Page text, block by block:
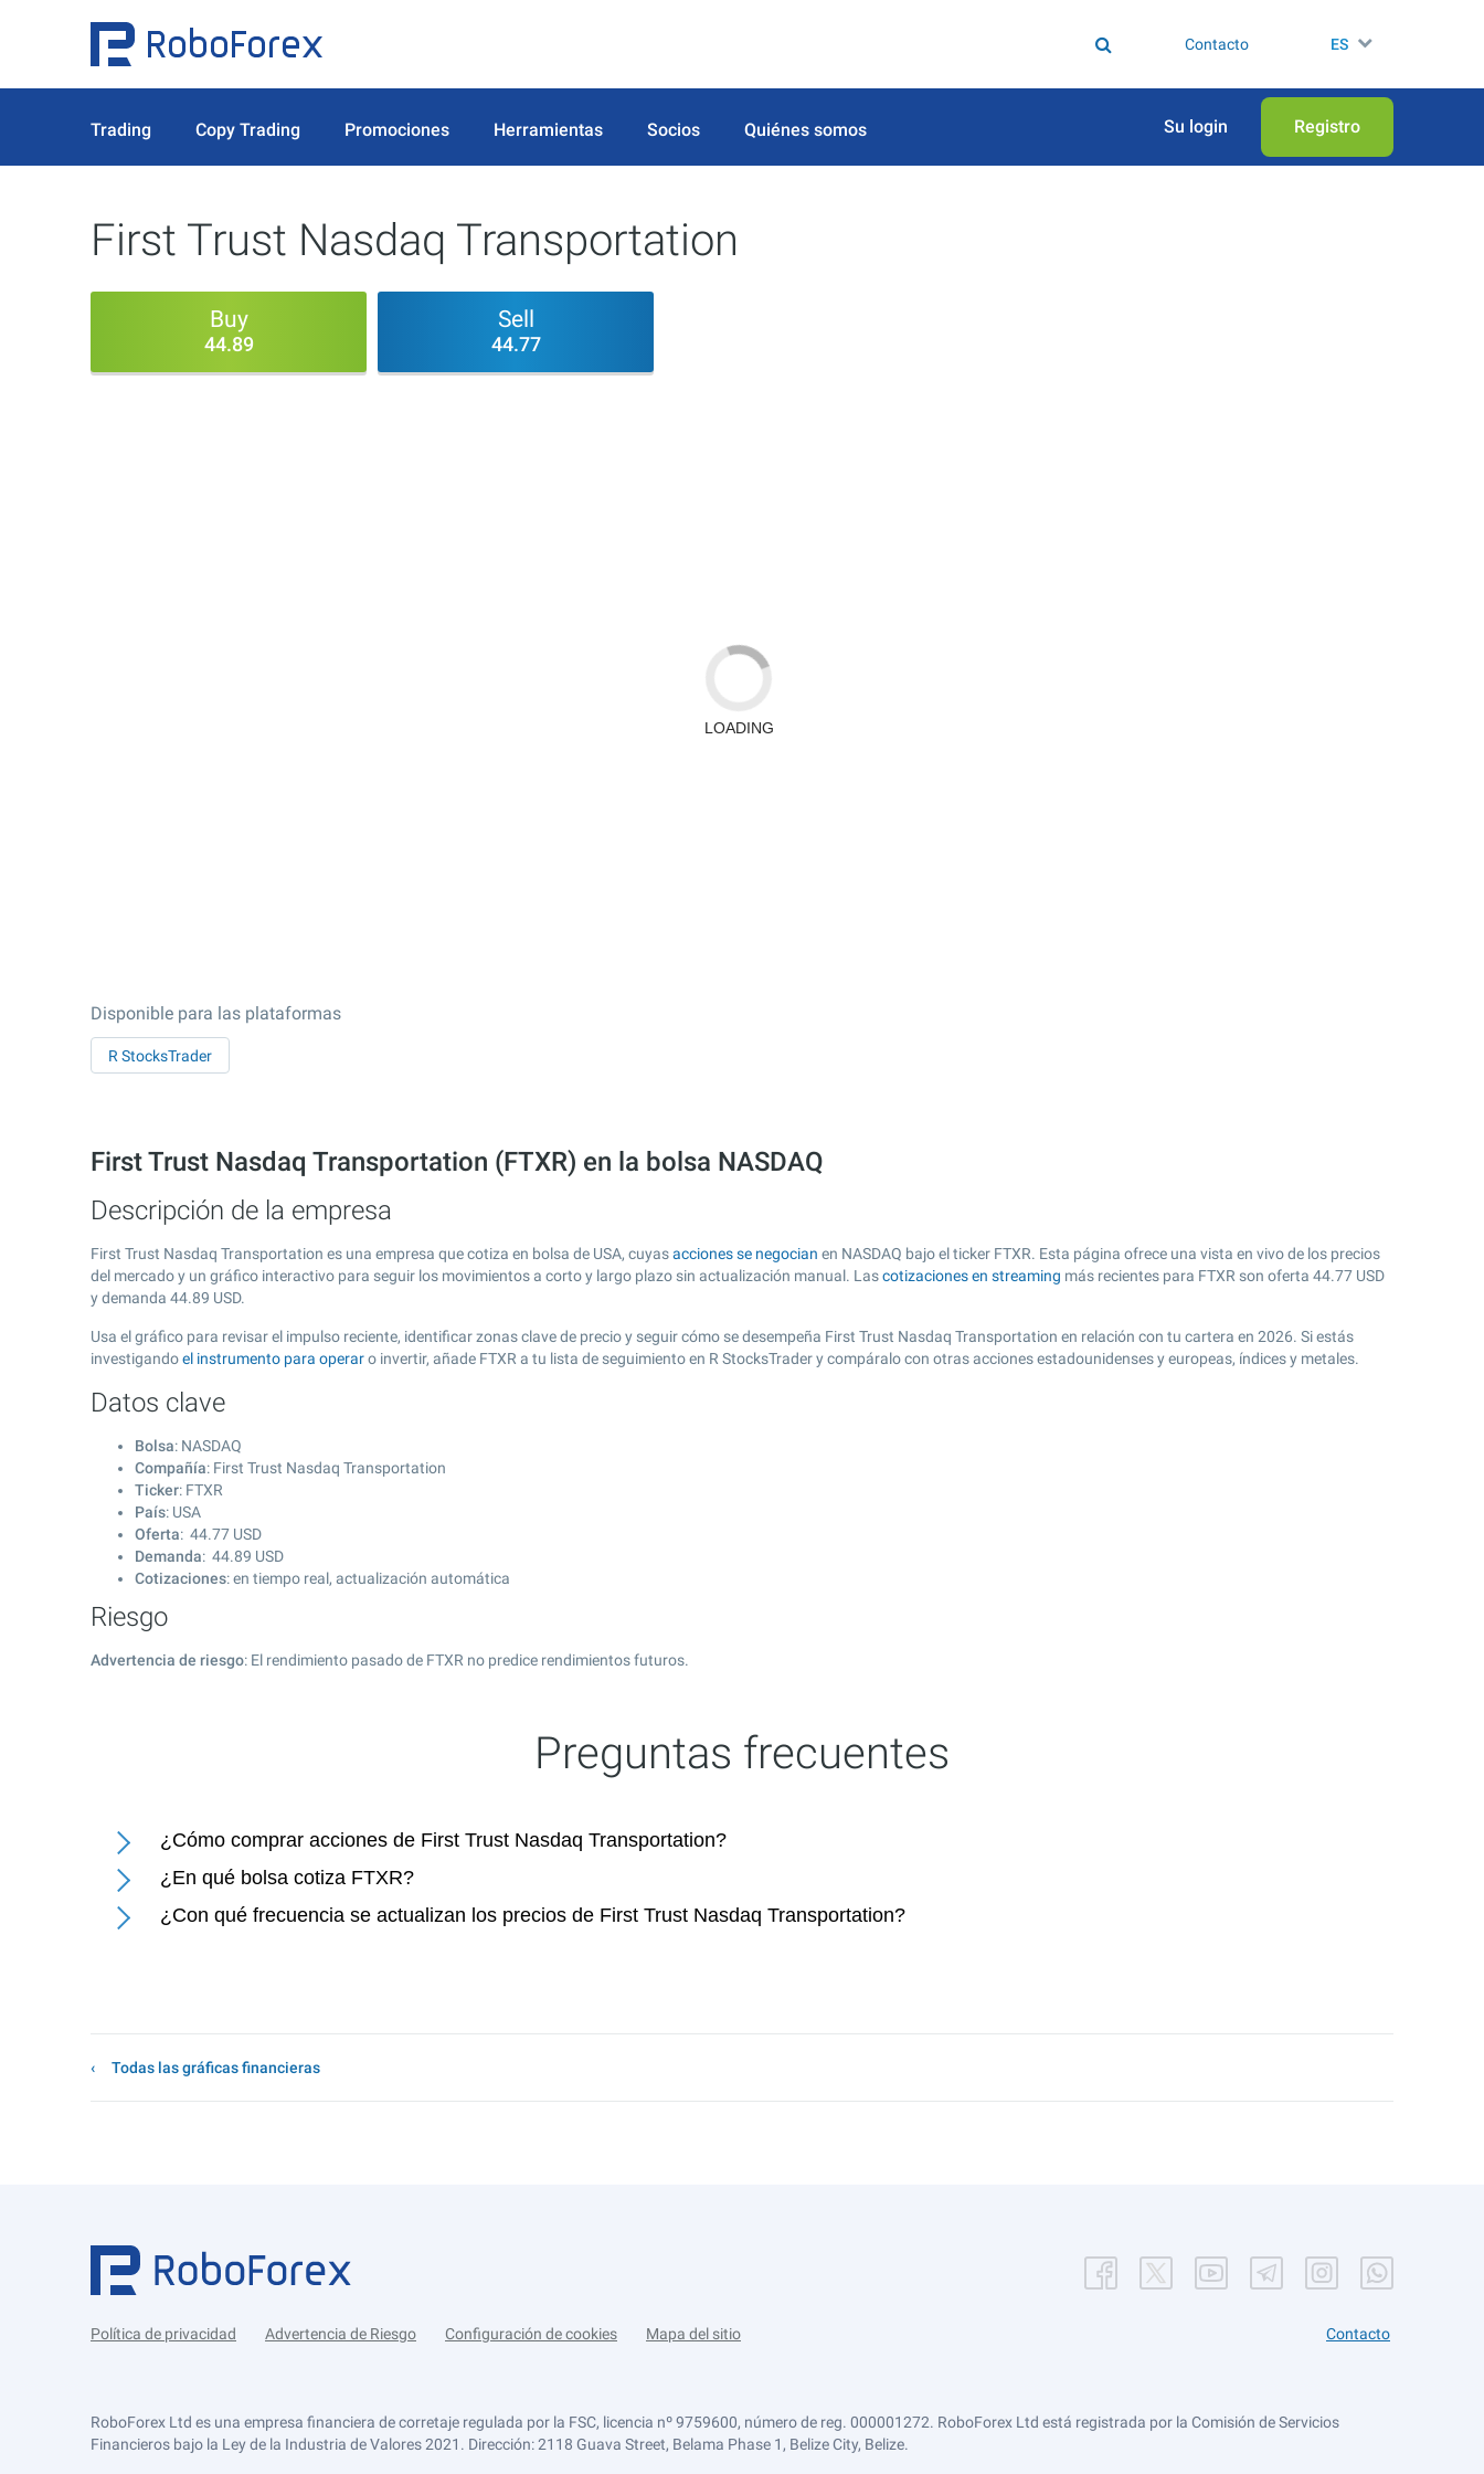
Contacto ES
Trading Copy Trading Promociones Herramientas Socios Quiénes somos Su login Registro
First Trust Nasdaq Transportation
Buy
44.89
Sell
44.77
Disponible para las plataformas
R StocksTrader
First Trust Nasdaq Transportation (FTXR) en la bolsa NASDAQ
Descripción de la empresa
First Trust Nasdaq Transportation es una empresa que cotiza en bolsa de USA, cuyasacciones se negocian en NASDAQ bajo el ticker FTXR. Esta página ofrece una vista en vivo de los precios
del mercado y un gráfico interactivo para seguir los movimientos a corto y largo plazo sin actualización manual. Lascotizaciones en streaming más recientes para FTXR son oferta 44.77 USD
y demanda 44.89 USD.
Usa el gráfico para revisar el impulso reciente, identificar zonas clave de precio y seguir cómo se desempeña First Trust Nasdaq Transportation en relación con tu cartera en 2026. Si estás
investigandoel instrumento para operaro invertir, añade FTXR a tu lista de seguimiento en R StocksTrader y compáralo con otras acciones estadounidenses y europeas, índices y metales.
Datos clave
Bolsa: NASDAQ
Compañía: First Trust Nasdaq Transportation
Ticker: FTXR
País: USA
Oferta: 44.77 USD
Demanda: 44.89 USD
Cotizaciones: en tiempo real, actualización automática
Riesgo
Advertencia de riesgo: El rendimiento pasado de FTXR no predice rendimientos futuros.
Preguntas frecuentes
¿Cómo comprar acciones de First Trust Nasdaq Transportation?
¿En qué bolsa cotiza FTXR?
¿Con qué frecuencia se actualizan los precios de First Trust Nasdaq Transportation?
Todas las gráficas financieras
Política de privacidad Advertencia de Riesgo Configuración de cookies Mapa del sitio Contacto
RoboForex Ltd es una empresa financiera de corretaje regulada por la FSC, licencia nº 9759600, número de reg. 000001272. RoboForex Ltd está registrada por la Comisión de Servicios
Financieros bajo la Ley de la Industria de Valores 2021. Dirección: 2118 Guava Street, Belama Phase 1, Belize City, Belize.